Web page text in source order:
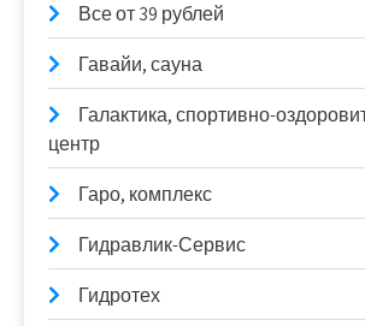
Все от 39 рублей
Гавайи, сауна
Галактика, спортивно-
центр
Гаро, комплекс
Гидравлик-Сервис
Гидротех